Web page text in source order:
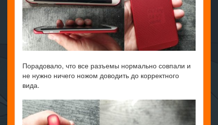
Порадовало, что все разъемы нормально совпали и
не нужно ничего ножом доводить до корректного
вида.